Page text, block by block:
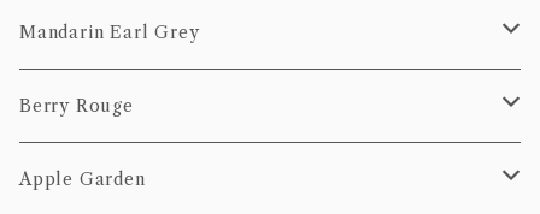
100g
10個Pack
50g
100g
20個pack
ティーバッグ
10個Pack
20個Pack
茶葉
50g
Mandarin Earl Grey
ティーバッグ
10個Pack
茶葉
Berry Rouge
ティーバッグ
Apple Garden